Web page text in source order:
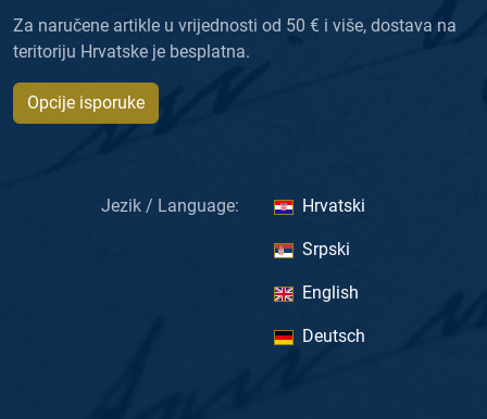
Za naručene artikle u vrijednosti od 50 € i više, dostava na
teritoriju Hrvatske je besplatna.
Opcije isporuke
Jezik / Language: Hrvatski
Srpski
English
Deutsch